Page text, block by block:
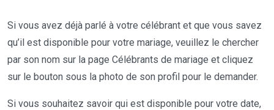
Si vous avez déjà parlé à votre célébrant et que vous savez
qu’il est disponible pour votre mariage, veuillez le chercher
par son nom sur la page Célébrants de mariage et cliquez
sur le bouton sous la photo de son profil pour le demander.
Si vous souhaitez savoir qui est disponible pour votre date,